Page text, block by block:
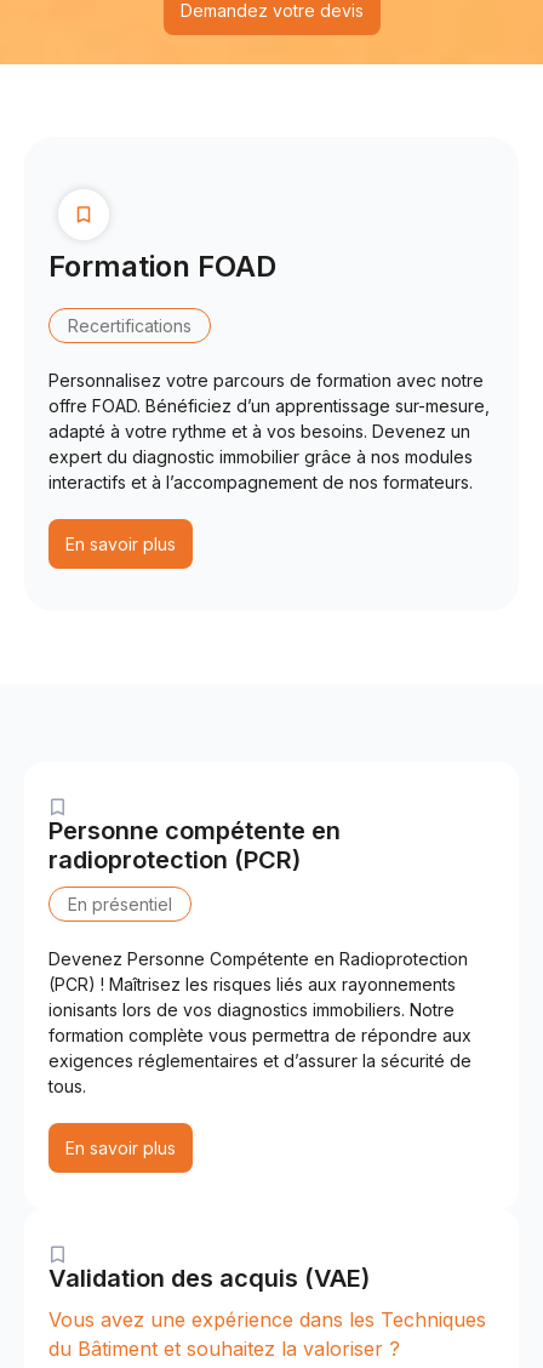
Demandez votre devis
Formation FOAD
Recertifications
Personnalisez votre parcours de formation avec notre
offre FOAD. Bénéficiez d’un apprentissage sur-mesure,
adapté à votre rythme et à vos besoins. Devenez un
expert du diagnostic immobilier grâce à nos modules
interactifs et à l’accompagnement de nos formateurs.
En savoir plus
Personne compétente en
radioprotection (PCR)
En présentiel
Devenez Personne Compétente en Radioprotection
(PCR) ! Maîtrisez les risques liés aux rayonnements
ionisants lors de vos diagnostics immobiliers. Notre
formation complète vous permettra de répondre aux
exigences réglementaires et d’assurer la sécurité de
tous.
En savoir plus
Validation des acquis (VAE)
Vous avez une expérience dans les Techniques
du Bâtiment et souhaitez la valoriser ?